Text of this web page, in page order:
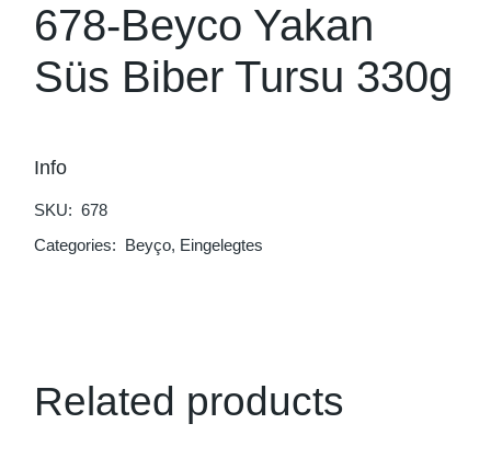
678-Beyco Yakan
Süs Biber Tursu 330g
Info
SKU: 678
Categories: Beyço, Eingelegtes
Related products